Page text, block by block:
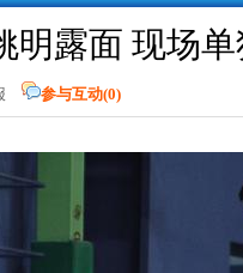
明露面 现场
参与互动(0)